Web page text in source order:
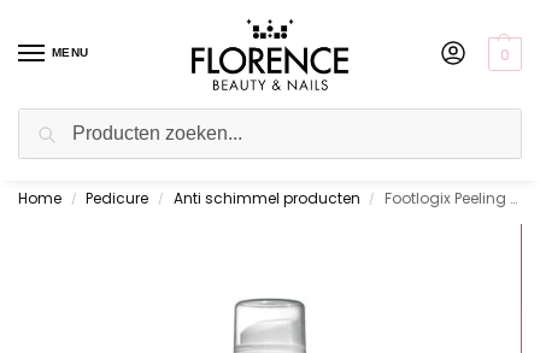
MENU 0
Gratis ophalen in de showroom
Home / Pedicure / Anti schimmel producten / Footlogix Peeling Skin Formula 125 ml.